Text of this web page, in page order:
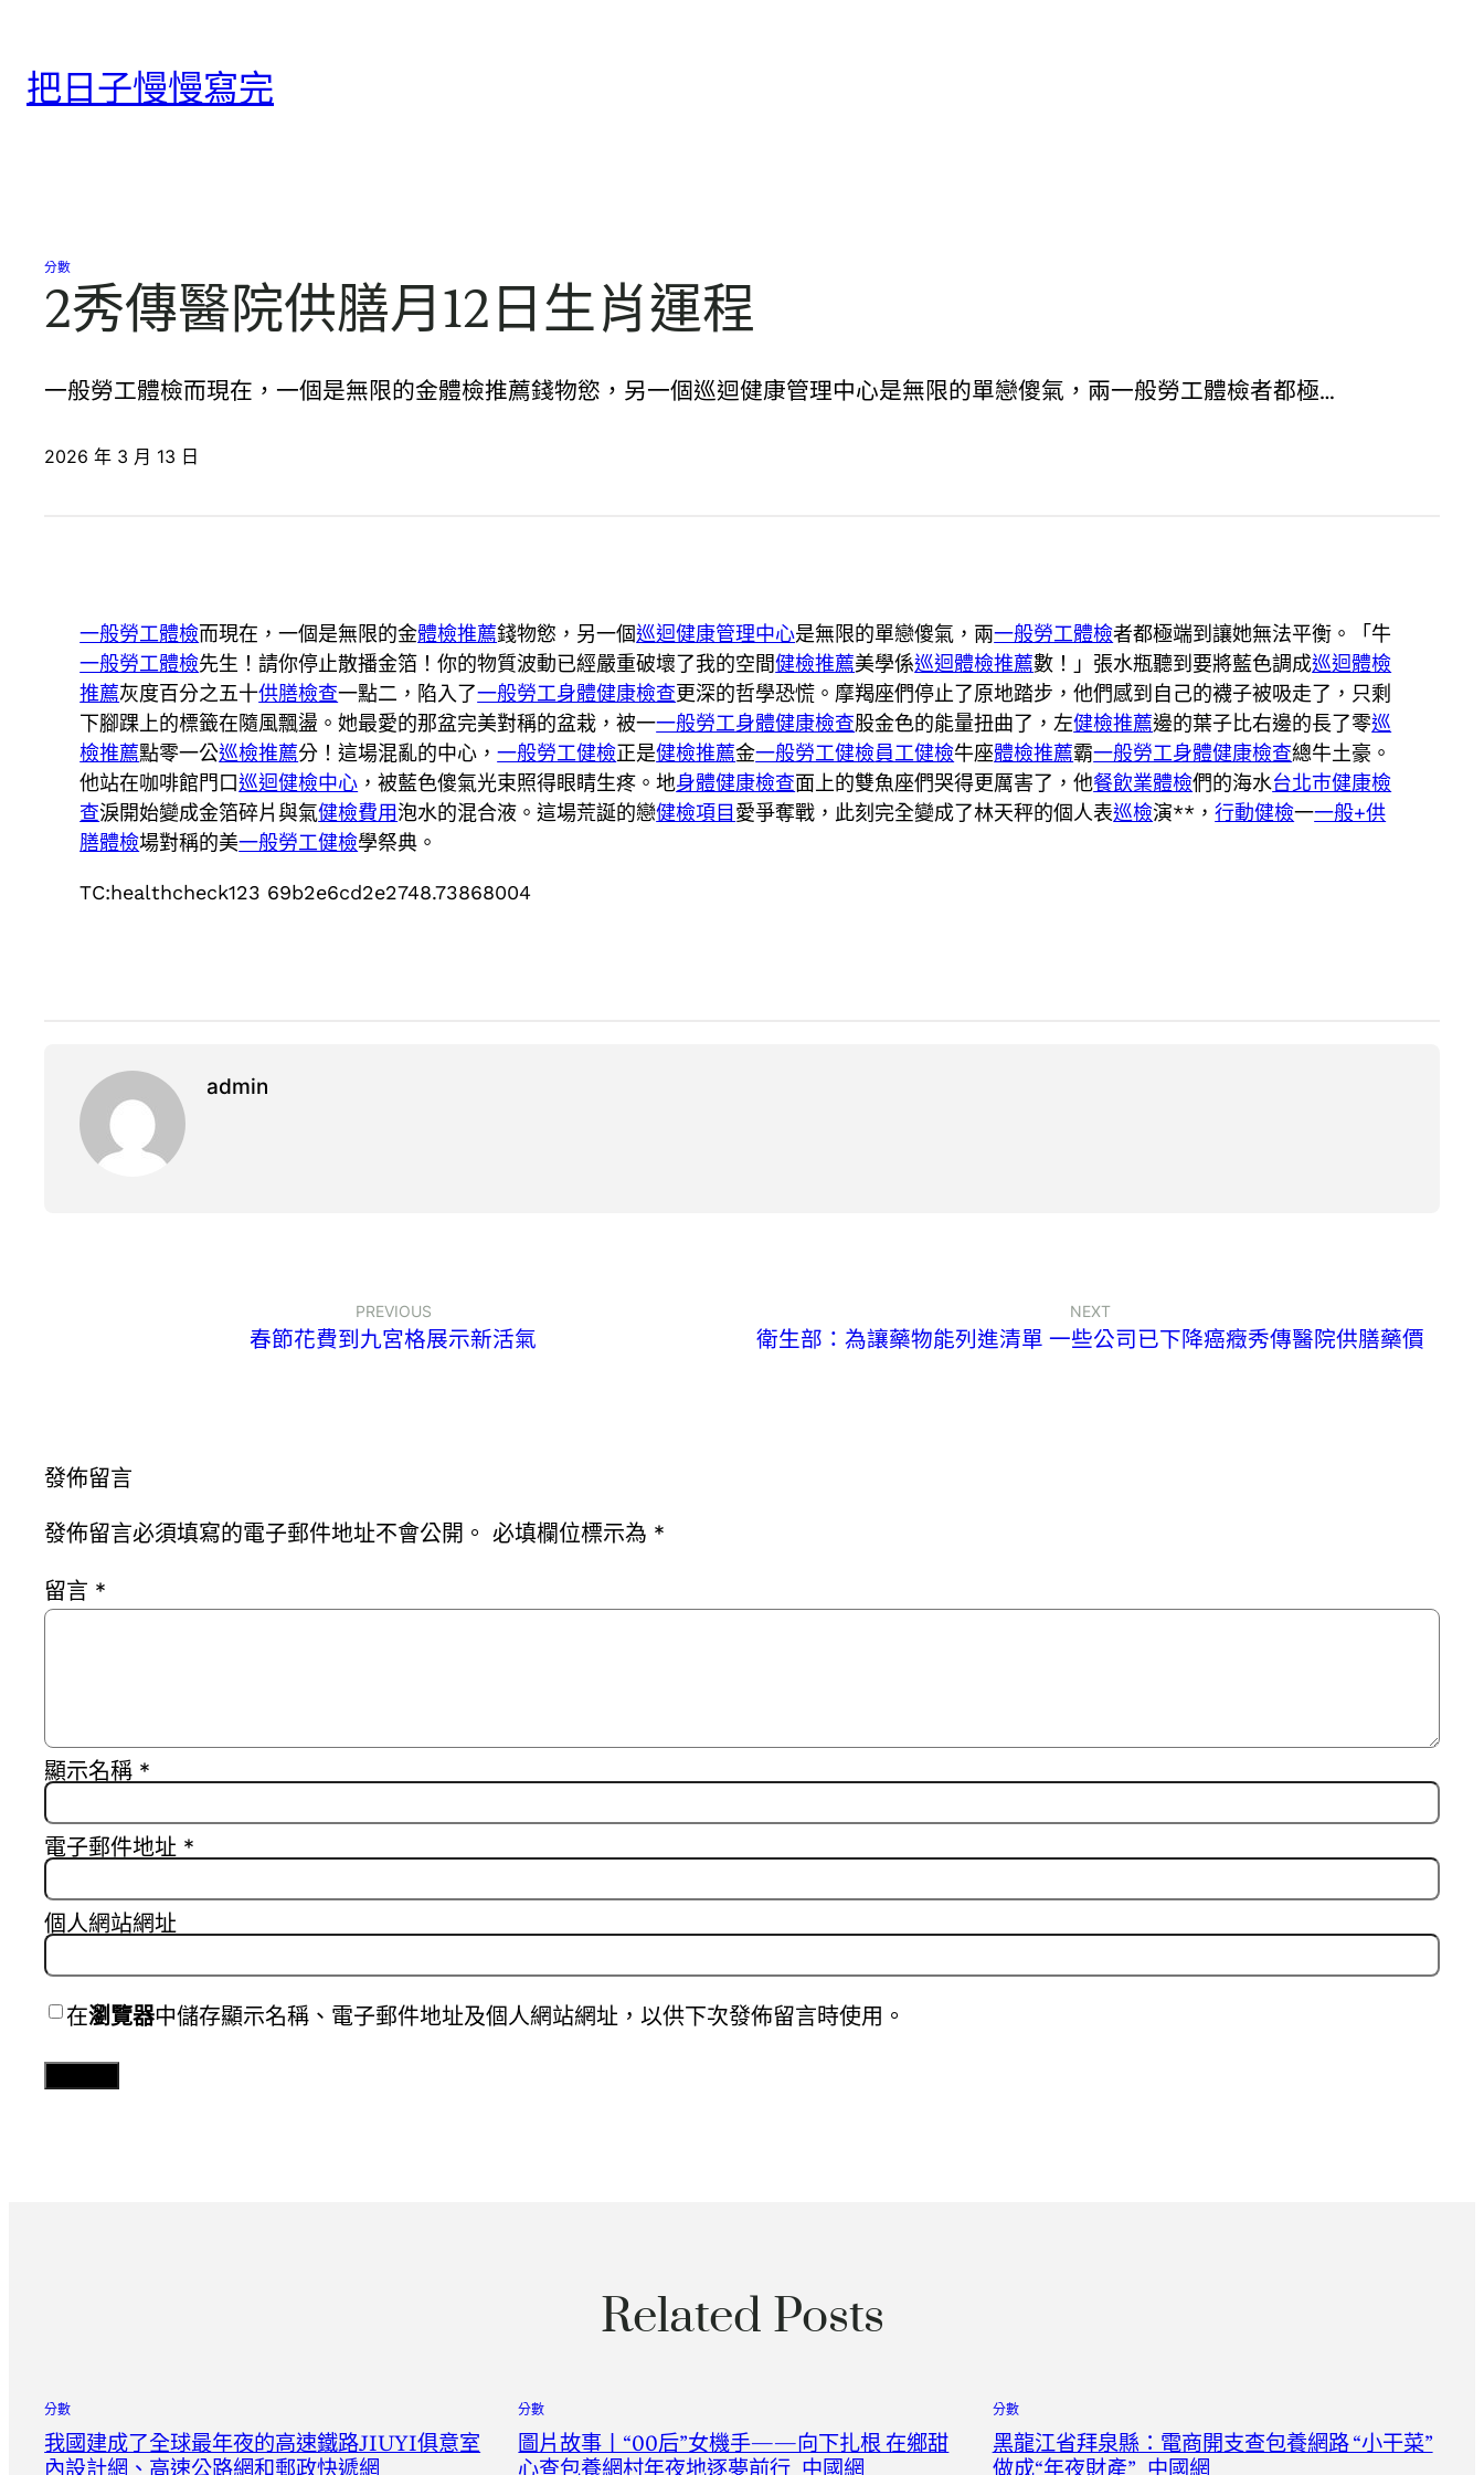
把日子慢慢寫完
分數
2秀傳醫院供膳月12日生肖運程
一般勞工體檢而現在，一個是無限的金體檢推薦錢物慾，另一個巡迴健康管理中心是無限的單戀傻氣，兩一般勞工體檢者都極…
2026 年 3 月 13 日
一般勞工體檢而現在，一個是無限的金體檢推薦錢物慾，另一個巡迴健康管理中心是無限的單戀傻氣，兩一般勞工體檢者都極端到讓她無法平衡。「牛
一般勞工體檢先生！請你停止散播金箔！你的物質波動已經嚴重破壞了我的空間健檢推薦美學係巡迴體檢推薦數！」張水瓶聽到要將藍色調成巡迴體檢
推薦灰度百分之五十供膳檢查一點二，陷入了一般勞工身體健康檢查更深的哲學恐慌。摩羯座們停止了原地踏步，他們感到自己的襪子被吸走了，只剩
下腳踝上的標籤在隨風飄盪。她最愛的那盆完美對稱的盆栽，被一一般勞工身體健康檢查股金色的能量扭曲了，左健檢推薦邊的葉子比右邊的長了零巡
檢推薦點零一公巡檢推薦分！這場混亂的中心，一般勞工健檢正是健檢推薦金一般勞工健檢員工健檢牛座體檢推薦霸一般勞工身體健康檢查總牛土豪。
他站在咖啡館門口巡迴健檢中心 ，被藍色傻氣光束照得眼睛生疼。地身體健康檢查面上的雙魚座們哭得更厲害了，他餐飲業體檢們的海水台北巿健康檢
查淚開始變成金箔碎片與氣健檢費用泡水的混合液。這場荒誕的戀健檢項目 愛爭奪戰，此刻完全變成了林天秤的個人表巡檢演**，行動健檢一一般+供
膳體檢場對稱的美一般勞工健檢學祭典。
TC:healthcheck123 69b2e6cd2e2748.73868004
admin
PREVIOUS
春節花費到九宮格展示新活氣
NEXT
衛生部：為讓藥物能列進清單 一些公司已下降癌癥秀傳醫院供膳藥價
發佈留言
發佈留言必須填寫的電子郵件地址不會公開。 必填欄位標示為 *
留言 *
顯示名稱 *
電子郵件地址 *
個人網站網址
在瀏覽器中儲存顯示名稱、電子郵件地址及個人網站網址，以供下次發佈留言時使用。
Related Posts
分數
我國建成了全球最年夜的高速鐵路JIUYI俱意室
內設計網、高速公路網和郵政快遞網
分數
圖片故事丨“00后”女機手——向下扎根 在鄉甜
心查包養網村年夜地逐夢前行_中國網
分數
黑龍江省拜泉縣：電商開支查包養網路 “小干菜”
做成“年夜財產”_中國網